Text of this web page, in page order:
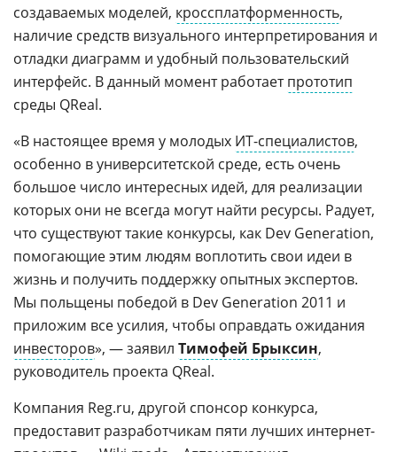
создаваемых моделей, кроссплатформенность,
наличие средств визуального интерпретирования и
отладки диаграмм и удобный пользовательский
интерфейс. В данный момент работаетпрототип
среды QReal.
«В настоящее время у молодых ИТ-специалистов,
особенно в университетской среде, есть очень
большое число интересных идей, для реализации
которых они не всегда могут найти ресурсы. Радует,
что существуют такие конкурсы, как Dev Generation,
помогающие этим людям воплотить свои идеи в
жизнь и получить поддержку опытных экспертов.
Мы польщены победой в Dev Generation 2011 и
приложим все усилия, чтобы оправдать ожидания
инвесторов», — заявил Тимофей Брыксин,
руководитель проекта QReal.
Компания Reg.ru, другой спонсор конкурса,
предоставит разработчикам пяти лучших интернет-